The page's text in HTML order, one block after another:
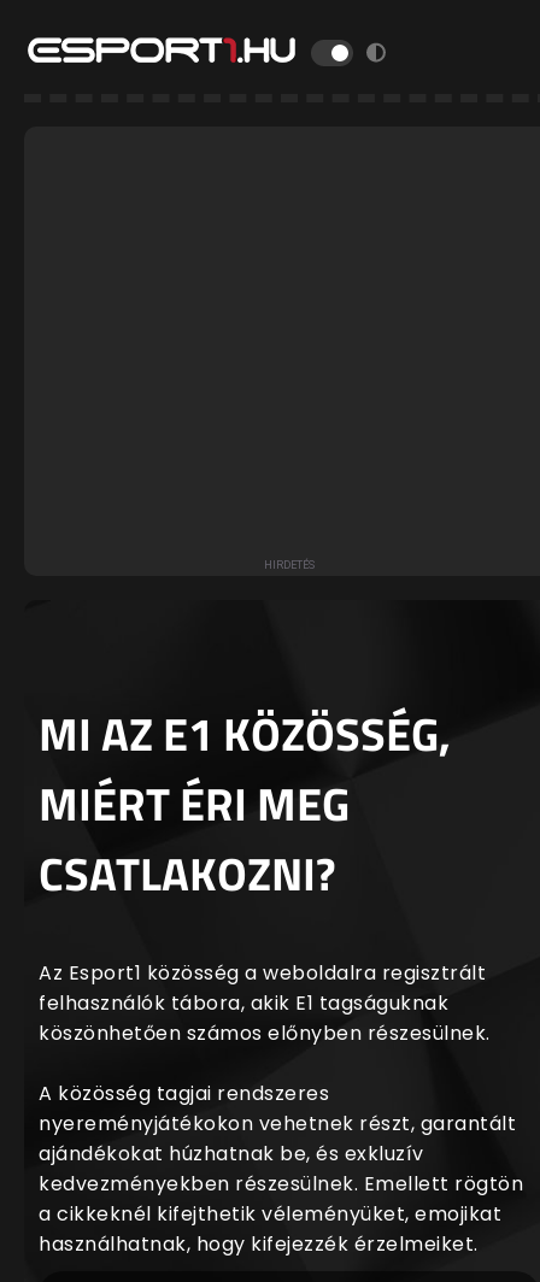
MI AZ E1 KÖZÖSSÉG,
MIÉRT ÉRI MEG
CSATLAKOZNI?
Az Esport1 közösség a weboldalra regisztrált
felhasználók tábora, akik E1 tagságuknak
köszönhetően számos előnyben részesülnek.
A közösség tagjai rendszeres
nyereményjátékokon vehetnek részt, garantált
ajándékokat húzhatnak be, és exkluzív
kedvezményekben részesülnek. Emellett rögtön
a cikkeknél kifejthetik véleményüket, emojikat
használhatnak, hogy kifejezzék érzelmeiket.